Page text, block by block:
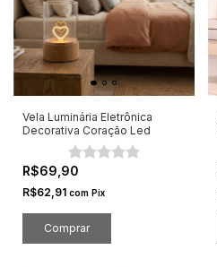
Vela Luminária Eletrônica
Decorativa Coração Led
R$69,90
R$62,91 com Pix